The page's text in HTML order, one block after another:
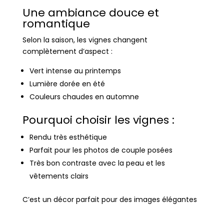
Une ambiance douce et
romantique
Selon la saison, les vignes changent
complètement d’aspect :
Vert intense au printemps
Lumière dorée en été
Couleurs chaudes en automne
Pourquoi choisir les vignes :
Rendu très esthétique
Parfait pour les photos de couple posées
Très bon contraste avec la peau et les
vêtements clairs
C’est un décor parfait pour des images élégantes